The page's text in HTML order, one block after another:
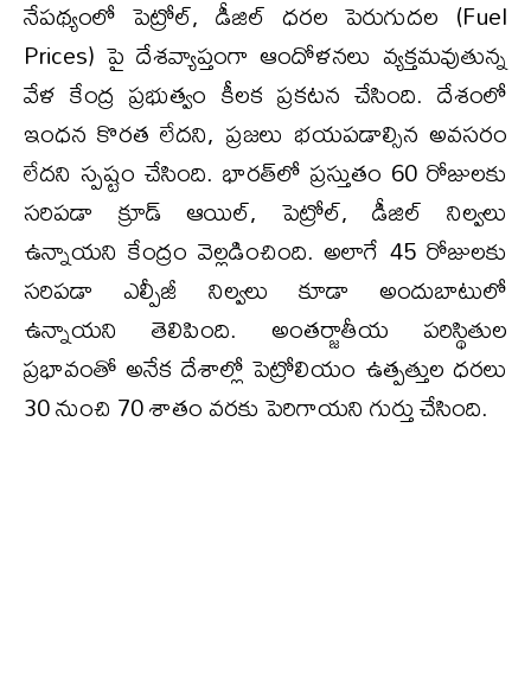
నేపథ్యంలో పెట్రోల్‌, డీజిల్‌ ధరల పెరుగుదల (Fuel
Prices) పై దేశవ్యాప్తంగా ఆందోళనలు వ్యక్తమవుతున్న
వేళ కేంద్ర ప్రభుత్వం కీలక ప్రకటన చేసింది. దేశంలో
ఇంధన కొరత లేదని, ప్రజలు భయపడాల్సిన అవసరం
లేదని స్పష్టం చేసింది. భారత్‌లో ప్రస్తుతం 60 రోజులకు
సరిపడా క్రూడ్ ఆయిల్‌, పెట్రోల్‌, డీజిల్ నిల్వలు
ఉన్నాయని కేంద్రం వెల్లడించింది. అలాగే 45 రోజులకు
సరిపడా ఎల్పీజీ నిల్వలు కూడా అందుబాటులో
ఉన్నాయని తెలిపింది. అంతర్జాతీయ పరిస్థితుల
ప్రభావంతో అనేక దేశాల్లో పెట్రోలియం ఉత్పత్తుల ధరలు
30 నుంచి 70 శాతం వరకు పెరిగాయని గుర్తు చేసింది.